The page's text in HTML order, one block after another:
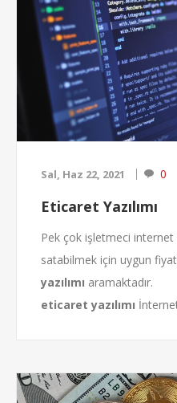
karşınıza geliyor...
Sal, Haz 22, 2021 0
Eticaret Yazılımı
Pek çok işletmeci
satabilmek için uygun
yazılımı aramaktadır.
eticaret yazılımı
diyebiliriz.eticaret
dünya genelinde en iyisidir.